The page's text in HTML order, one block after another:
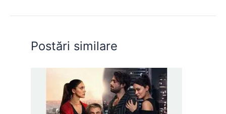
o
o
k
p
p
n
g
er
Postări similare